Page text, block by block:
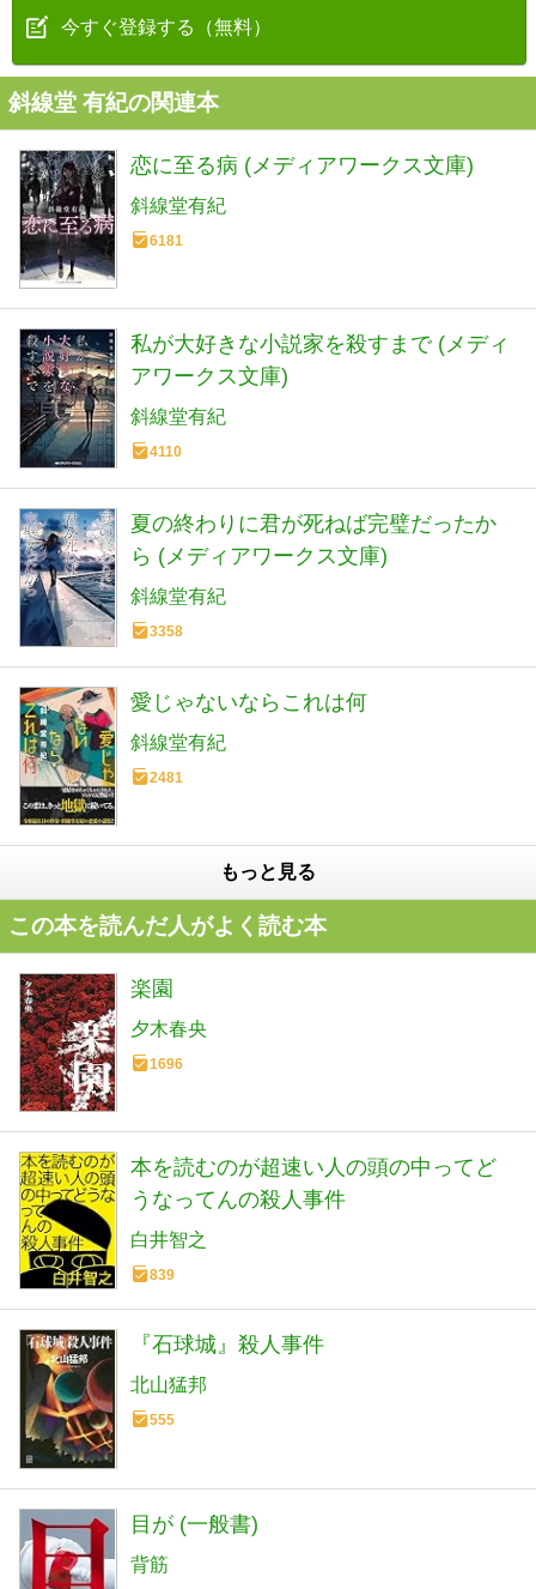
今すぐ登録する（無料）
斜線堂 有紀の関連本
恋に至る病 (メディアワークス文庫)
斜線堂有紀
6181
私が大好きな小説家を殺すまで (メディ
アワークス文庫)
斜線堂有紀
4110
夏の終わりに君が死ねば完璧だったか
ら (メディアワークス文庫)
斜線堂有紀
3358
愛じゃないならこれは何
斜線堂有紀
2481
もっと見る
この本を読んだ人がよく読む本
楽園
夕木春央
1696
本を読むのが超速い人の頭の中ってど
うなってんの殺人事件
白井智之
839
『石球城』殺人事件
北山猛邦
555
目が (一般書)
背筋